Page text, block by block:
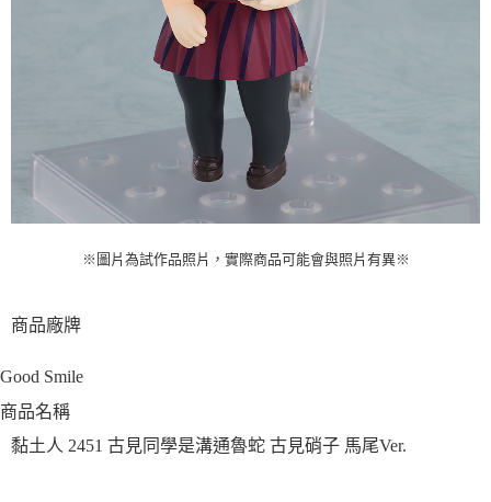
※圖片為試作品照片，實際商品可能會與照片有異※
商品廠牌
Good Smile
商品名稱
黏土人 2451 古見同學是溝通魯蛇 古見硝子 馬尾Ver.